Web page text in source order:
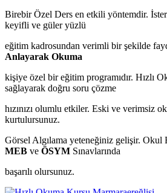
Birebir Özel Ders en etkili yöntemdir.
keyifli ve güler yüzlü
eğitim kadrosundan verimli bir şekilde
Anlayarak Okuma
kişiye özel bir eğitim programıdır. Hızlı
sağlayarak doğru soru çözme
hızınızı olumlu etkiler. Eski ve verimsiz
kurtulursunuz.
Görsel Algılama yeteneğiniz gelişir. Okul
MEB ve ÖSYM Sınavlarında
başarılı olursunuz.